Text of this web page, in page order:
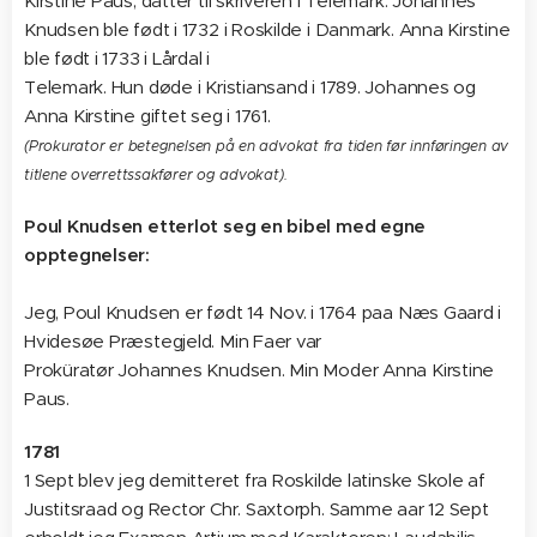
Knudsen ble født i 1732 i Roskilde i Danmark. Anna Kirstine
ble født i 1733 i Lårdal i
Telemark. Hun døde i Kristiansand i 1789. Johannes og
Anna Kirstine giftet seg i 1761.
(Prokurator er betegnelsen på en advokat fra tiden før innføringen av
titlene overrettssakfører og advokat).
Poul Knudsen etterlot seg en bibel med egne
opptegnelser:
Jeg, Poul Knudsen er født 14 Nov. i 1764 paa Næs Gaard i
Hvidesøe Præstegjeld. Min Faer var
Proküratør Johannes Knudsen. Min Moder Anna Kirstine
Paus.
1781
1 Sept blev jeg demitteret fra Roskilde latinske Skole af
Justitsraad og Rector Chr. Saxtorph. Samme aar 12 Sept